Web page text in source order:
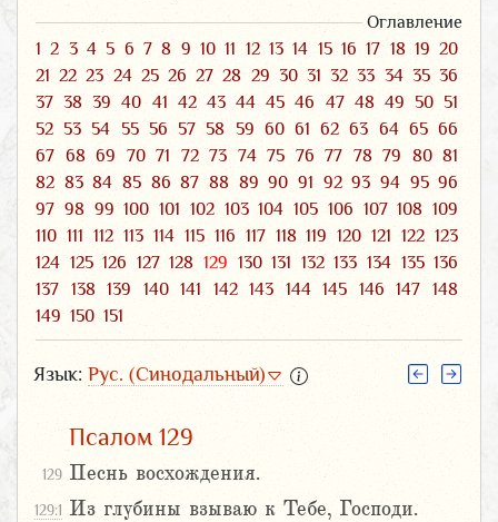
Оглавление
1 2 3 4 5 6 7 8 9 10 11 12 13 14 15 16 17 18 19 20
21 22 23 24 25 26 27 28 29 30 31 32 33 34 35 36
37 38 39 40 41 42 43 44 45 46 47 48 49 50 51
52 53 54 55 56 57 58 59 60 61 62 63 64 65 66
67 68 69 70 71 72 73 74 75 76 77 78 79 80 81
82 83 84 85 86 87 88 89 90 91 92 93 94 95 96
97 98 99 100 101 102 103 104 105 106 107 108 109
110 111 112 113 114 115 116 117 118 119 120 121 122 123
124 125 126 127 128 129 130 131 132 133 134 135 136
137
138 139 140 141 142 143 144 145 146 147
148
149 150 151
Язык: Рус. (Синодальный)
Псалом 129
129 Песнь восхождения.
129:1 Из глубины взываю к Тебе, Господи.